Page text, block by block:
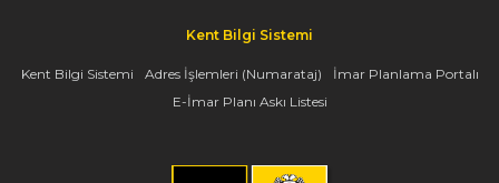
Kent Bilgi Sistemi
Kent Bilgi Sistemi Adres İşlemleri (Numarataj)
İmar Planlama Portalı
E-İmar Planı Askı Listesi